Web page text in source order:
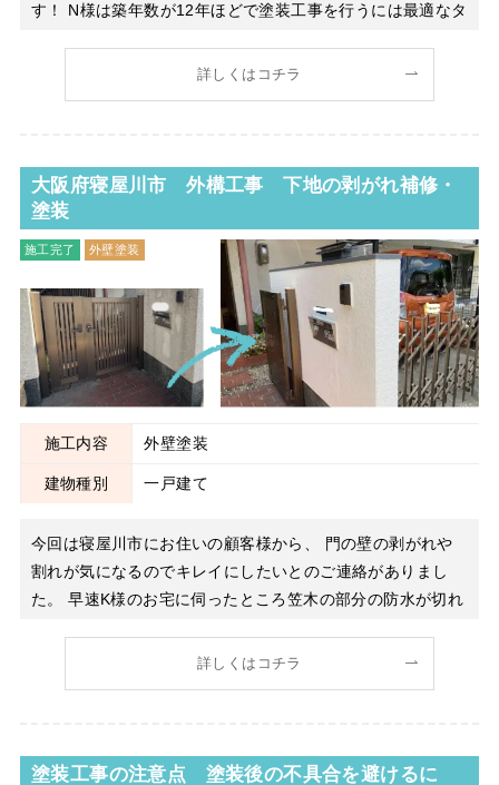
す！ N様は築年数が12年ほどで塗装工事を行うには最適なタ
だいたのですが、 「最も品質が良くて住宅が長持ちさせれ
詳しくはコチラ
大阪府寝屋川市 外構工事 下地の剥がれ補修・
塗装
施工完了 外壁塗装
施工内容 外壁塗装
建物種別 一戸建て
今回は寝屋川市にお住いの顧客様から、 門の壁の剥がれや
割れが気になるのでキレイにしたいとのご連絡がありまし
た。 早速K様のお宅に伺ったところ笠木の部分の防水が切れ
きました。 工事内容をご提案し、塗装工事と笠木には防水
詳しくはコチラ
塗装工事の注意点 塗装後の不具合を避けるに